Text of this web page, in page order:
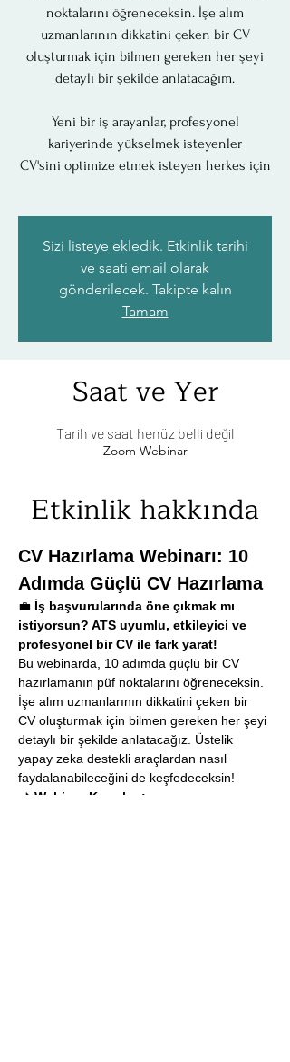
noktalarını öğreneceksin. İşe alım
uzmanlarının dikkatini çeken bir CV
oluşturmak için bilmen gereken her şeyi
detaylı bir şekilde anlatacağım.
Yeni bir iş arayanlar, profesyonel
kariyerinde yükselmek isteyenler
CV'sini optimize etmek isteyen herkes için
Sizi listeye ekledik. Etkinlik tarihi
ve saati email olarak
gönderilecek. Takipte kalın
Tamam
Saat ve Yer
Tarih ve saat henüz belli değil
Zoom Webinar
Etkinlik hakkında
CV Hazırlama Webinarı: 10
Adımda Güçlü CV Hazırlama
💼 İş başvurularında öne çıkmak mı
istiyorsun? ATS uyumlu, etkileyici ve
profesyonel bir CV ile fark yarat!
Bu webinarda, 10 adımda güçlü bir CV
hazırlamanın püf noktalarını öğreneceksin.
İşe alım uzmanlarının dikkatini çeken bir
CV oluşturmak için bilmen gereken her şeyi
detaylı bir şekilde anlatacağız. Üstelik
yapay zeka destekli araçlardan nasıl
faydalanabileceğini de keşfedeceksin!
📌 Webinar Konuları: